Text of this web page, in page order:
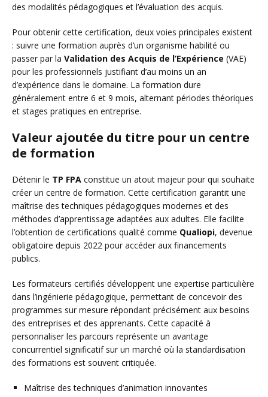
des modalités pédagogiques et l’évaluation des acquis.
Pour obtenir cette certification, deux voies principales existent
: suivre une formation auprès d’un organisme habilité ou
passer par la Validation des Acquis de l’Expérience (VAE)
pour les professionnels justifiant d’au moins un an
d’expérience dans le domaine. La formation dure
généralement entre 6 et 9 mois, alternant périodes théoriques
et stages pratiques en entreprise.
Valeur ajoutée du titre pour un centre
de formation
Détenir le TP FPA constitue un atout majeur pour qui souhaite
créer un centre de formation. Cette certification garantit une
maîtrise des techniques pédagogiques modernes et des
méthodes d’apprentissage adaptées aux adultes. Elle facilite
l’obtention de certifications qualité comme Qualiopi, devenue
obligatoire depuis 2022 pour accéder aux financements
publics.
Les formateurs certifiés développent une expertise particulière
dans l’ingénierie pédagogique, permettant de concevoir des
programmes sur mesure répondant précisément aux besoins
des entreprises et des apprenants. Cette capacité à
personnaliser les parcours représente un avantage
concurrentiel significatif sur un marché où la standardisation
des formations est souvent critiquée.
Maîtrise des techniques d’animation innovantes